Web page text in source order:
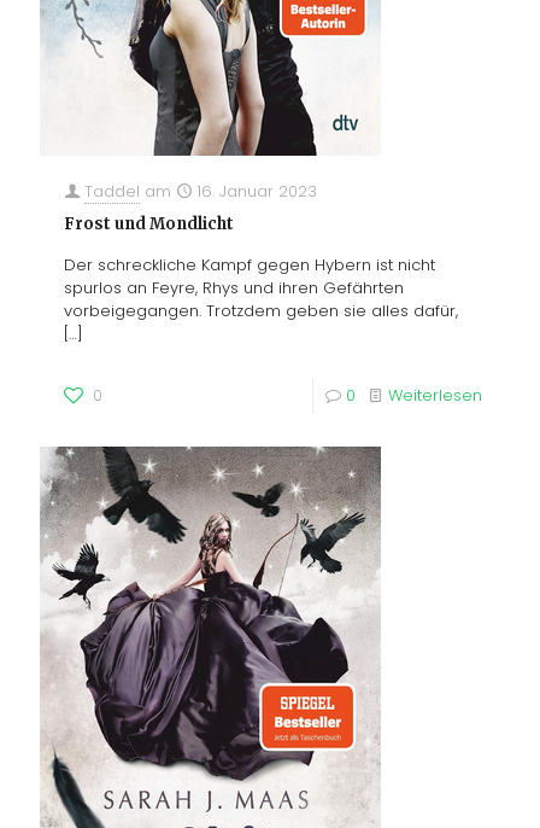
Taddel am 16. Januar 2023
Frost und Mondlicht
Der schreckliche Kampf gegen Hybern ist nicht
spurlos an Feyre, Rhys und ihren Gefährten
vorbeigegangen. Trotzdem geben sie alles dafür,
[…]
0 0 Weiterlesen